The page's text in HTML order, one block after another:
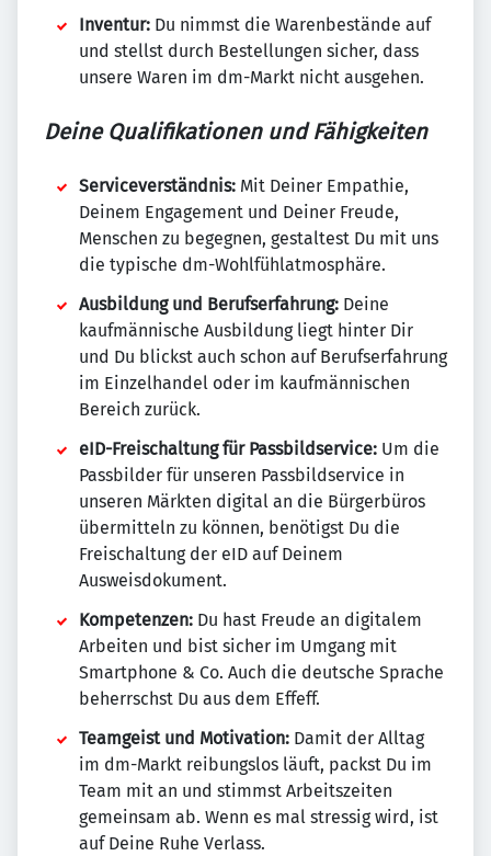
Inventur: Du nimmst die Warenbestände auf
und stellst durch Bestellungen sicher, dass
unsere Waren im dm-Markt nicht ausgehen.
Deine Qualifikationen und Fähigkeiten
Serviceverständnis: Mit Deiner Empathie,
Deinem Engagement und Deiner Freude,
Menschen zu begegnen, gestaltest Du mit uns
die typische dm-Wohlfühlatmosphäre.
Ausbildung und Berufserfahrung: Deine
kaufmännische Ausbildung liegt hinter Dir
und Du blickst auch schon auf Berufserfahrung
im Einzelhandel oder im kaufmännischen
Bereich zurück.
eID-Freischaltung für Passbildservice: Um die
Passbilder für unseren Passbildservice in
unseren Märkten digital an die Bürgerbüros
übermitteln zu können, benötigst Du die
Freischaltung der eID auf Deinem
Ausweisdokument.
Kompetenzen: Du hast Freude an digitalem
Arbeiten und bist sicher im Umgang mit
Smartphone & Co. Auch die deutsche Sprache
beherrschst Du aus dem Effeff.
Teamgeist und Motivation: Damit der Alltag
im dm-Markt reibungslos läuft, packst Du im
Team mit an und stimmst Arbeitszeiten
gemeinsam ab. Wenn es mal stressig wird, ist
auf Deine Ruhe Verlass.